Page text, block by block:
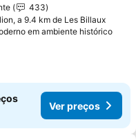
433
a 9.4 km de Les Billaux
em ambiente histórico
Ver preços